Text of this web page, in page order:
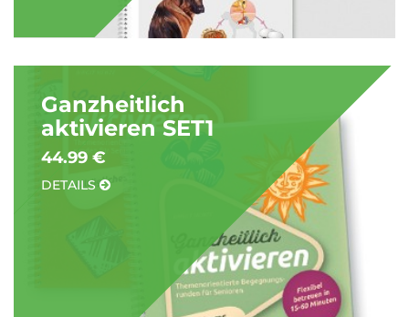
Ganzheitlich
aktivieren SET1
44.99 €
DETAILS